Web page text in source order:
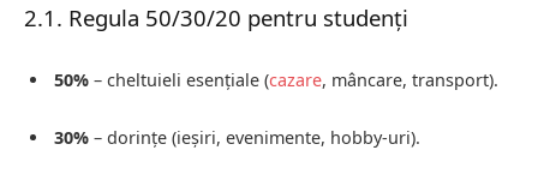
2.1. Regula 50/30/20 pentru studenți
50% – cheltuieli esențiale (cazare, mâncare, transport).
30% – dorințe (ieșiri, evenimente, hobby-uri).